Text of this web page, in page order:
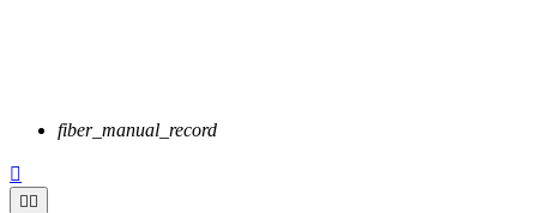
fiber_manual_record

 